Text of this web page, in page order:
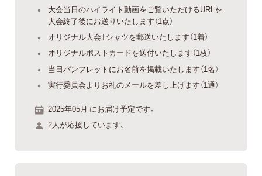
大会当日のハイライト動画をご覧いただけるURLを
大会終了後にお送りいたします（1点）
オリジナル大会Tシャツを郵送いたします（1着）
オリジナルポストカードを送付いたします（1枚）
当日パンフレットにお名前を掲載いたします（1名）
実行委員会よりお礼のメールを差し上げます（1通）
2025年05月 にお届け予定です。
2人が応援しています。